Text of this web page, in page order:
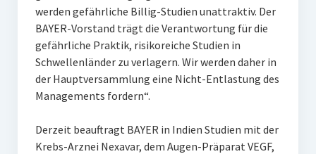
werden gefährliche Billig-Studien unattraktiv. Der
BAYER-Vorstand trägt die Verantwortung für die
gefährliche Praktik, risikoreiche Studien in
Schwellenländer zu verlagern. Wir werden daher in
der Hauptversammlung eine Nicht-Entlastung des
Managements fordern“.
Derzeit beauftragt BAYER in Indien Studien mit der
Krebs-Arznei Nexavar, dem Augen-Präparat VEGF,